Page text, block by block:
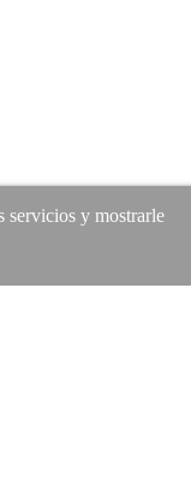
servicios y mostrarle